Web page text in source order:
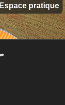
Espace pratique